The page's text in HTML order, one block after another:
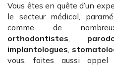
Vous êtes en quête d’un
le secteur médical,
comme de nombreux
orthodontistes,
implantologues,
vous, faites aussi appel